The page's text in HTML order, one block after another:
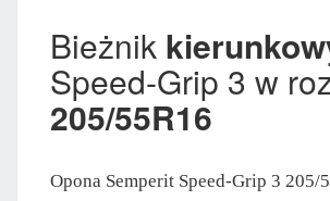
Bieżnik
Speed-Grip 3 w
205/55R16
Opona Semperit Speed-Grip 3 205/